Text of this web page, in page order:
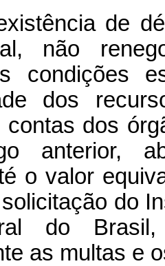
de
não
condições
dos
contas dos
anterior,
o valor
do
do
as multas e